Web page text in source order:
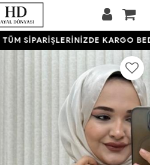
TÜM SİPARİŞLERİNİZDE KARGO